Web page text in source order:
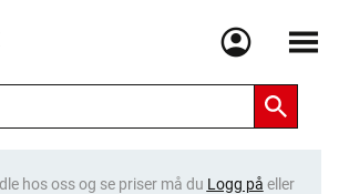
Meny
hos oss og se priser må du Logg på eller